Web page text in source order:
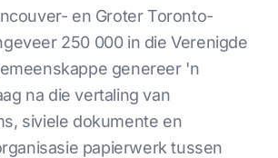
en Groter Toronto-
250 000 in die Verenigde
genereer 'n
na die vertaling van
siviele dokumente en
papierwerk tussen